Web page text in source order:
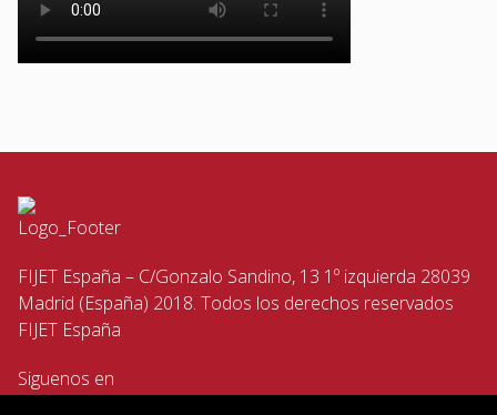
FIJET España – C/Gonzalo Sandino, 13 1º izquierda 28039
Madrid (España) 2018. Todos los derechos reservados
FIJET España
Siguenos en